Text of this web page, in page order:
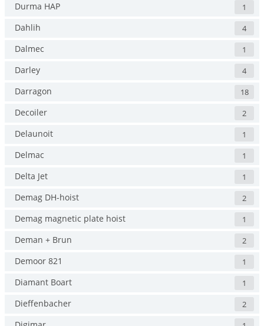
Durma HAP 1
Dahlih 4
Dalmec 1
Darley 4
Darragon 18
Decoiler 2
Delaunoit 1
Delmac 1
Delta Jet 1
Demag DH-hoist 2
Demag magnetic plate hoist 1
Deman + Brun 2
Demoor 821 1
Diamant Boart 1
Dieffenbacher 2